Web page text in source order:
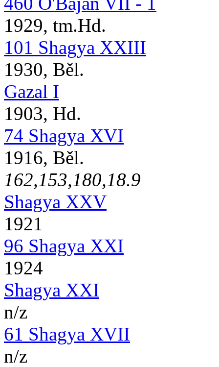
1929, tm.Hd.
101 Shagya XXIII
1930, Běl.
Gazal I
1903, Hd.
74 Shagya XVI
1916, Běl.
162,153,180,18.9
Shagya XXV
1921
96 Shagya XXI
1924
Shagya XXI
n/z
61 Shagya XVII
n/z